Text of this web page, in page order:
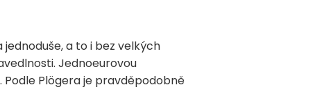
a to i bez velkých
Jednoeurovou
Plögera je pravděpodobně